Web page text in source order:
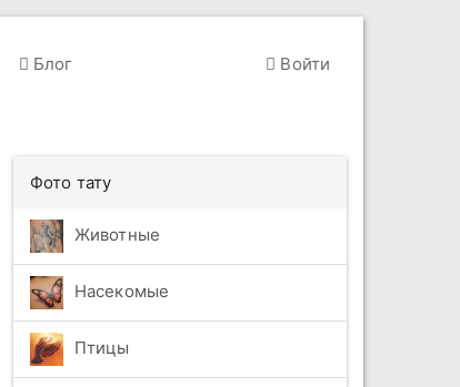
Блог Войти
Фото тату
Животные
Насекомые
Птицы